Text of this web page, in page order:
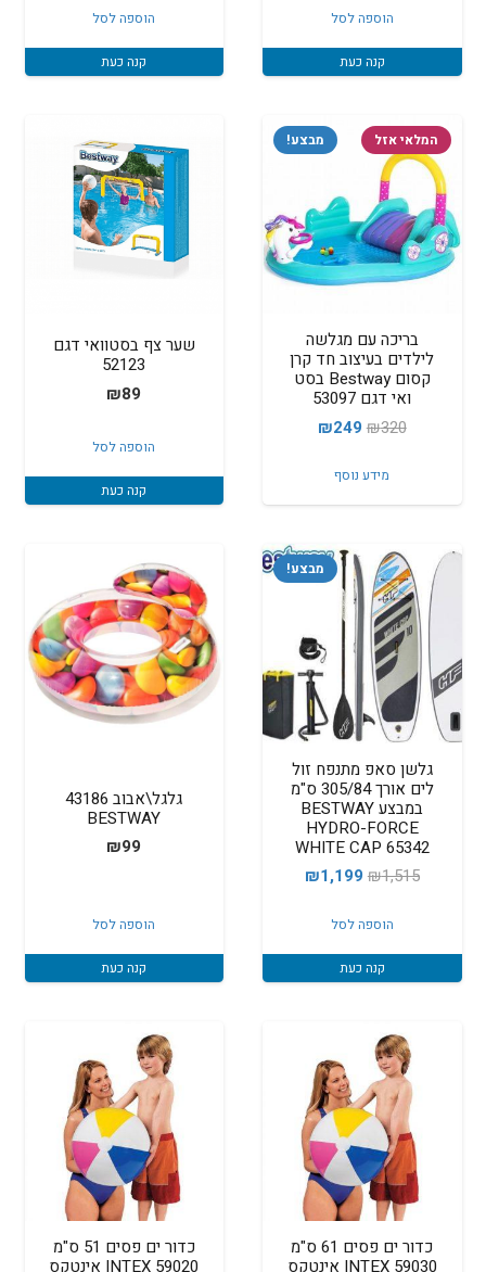
הוספה לסל
קנה כעת
הוספה לסל
קנה כעת
מבצע! המלאי אזל
בריכה עם מגלשה
לילדים בעיצוב חד קרן
קסום Bestway בסט
ואי דגם 53097
₪320
המחיר
היה:
₪320.
₪249
₪249.
מידע נוסף
שער צף בסטוואי דגם
52123
₪89
הוספה לסל
קנה כעת
מבצע!
גלשן סאפ מתנפח זול
לים אורך 305/84 ס"מ
במבצע BESTWAY
HYDRO-FORCE
WHITE CAP 65342
₪1,515
המחיר
היה:
₪1,515.
₪1,199
₪1,199.
הוספה לסל
קנה כעת
גלגל\אבוב 43186
BESTWAY
₪99
הוספה לסל
קנה כעת
כדור ים פסים 61 ס"מ
59030 INTEX אינטקס
כדור ים פסים 51 ס"מ
59020 INTEX אינטקס